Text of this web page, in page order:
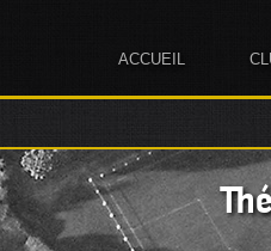
ACCUEIL